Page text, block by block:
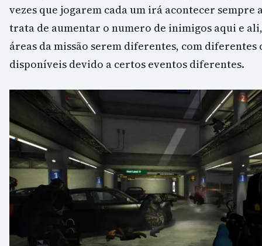
vezes que jogarem cada um irá acontecer sempre
trata de aumentar o numero de inimigos aqui e
áreas da missão serem diferentes, com diferentes
disponíveis devido a certos eventos diferentes.